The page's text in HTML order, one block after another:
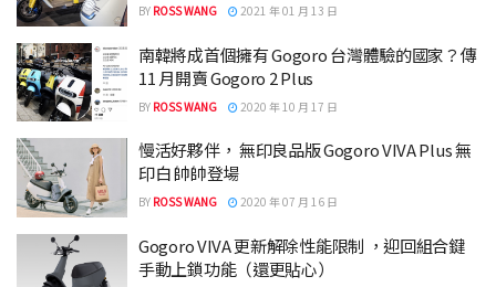
BY ROSS WANG 2021 年 01 月 13 日
南韓將成首個擁有 Gogoro 台灣體驗的國家？傳
11 月開賣 Gogoro 2 Plus
BY ROSS WANG 2020 年 10 月 17 日
慢活好夥伴， 無印良品版 Gogoro VIVA Plus 無
印白 帥帥登場
BY ROSS WANG 2020 年 07 月 16 日
Gogoro VIVA 更新解除性能限制 ，迎回組合鍵
手動上鎖功能（還更貼心）